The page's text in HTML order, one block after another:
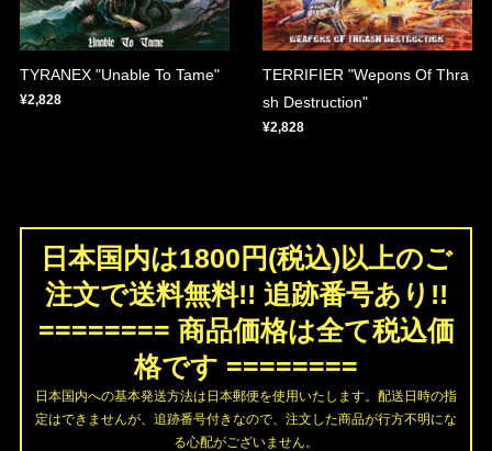
TYRANEX "Unable To Tame"
¥2,828
TERRIFIER "Wepons Of Thra
sh Destruction"
¥2,828
日本国内は1800円(税込)以上のご
注文で送料無料!! 追跡番号あり!!
======== 商品価格は全て税込価
格です ========
日本国内への基本発送方法は日本郵便を使用いたします。配送日時の指
定はできませんが、追跡番号付きなので、注文した商品が行方不明にな
る心配がございません。